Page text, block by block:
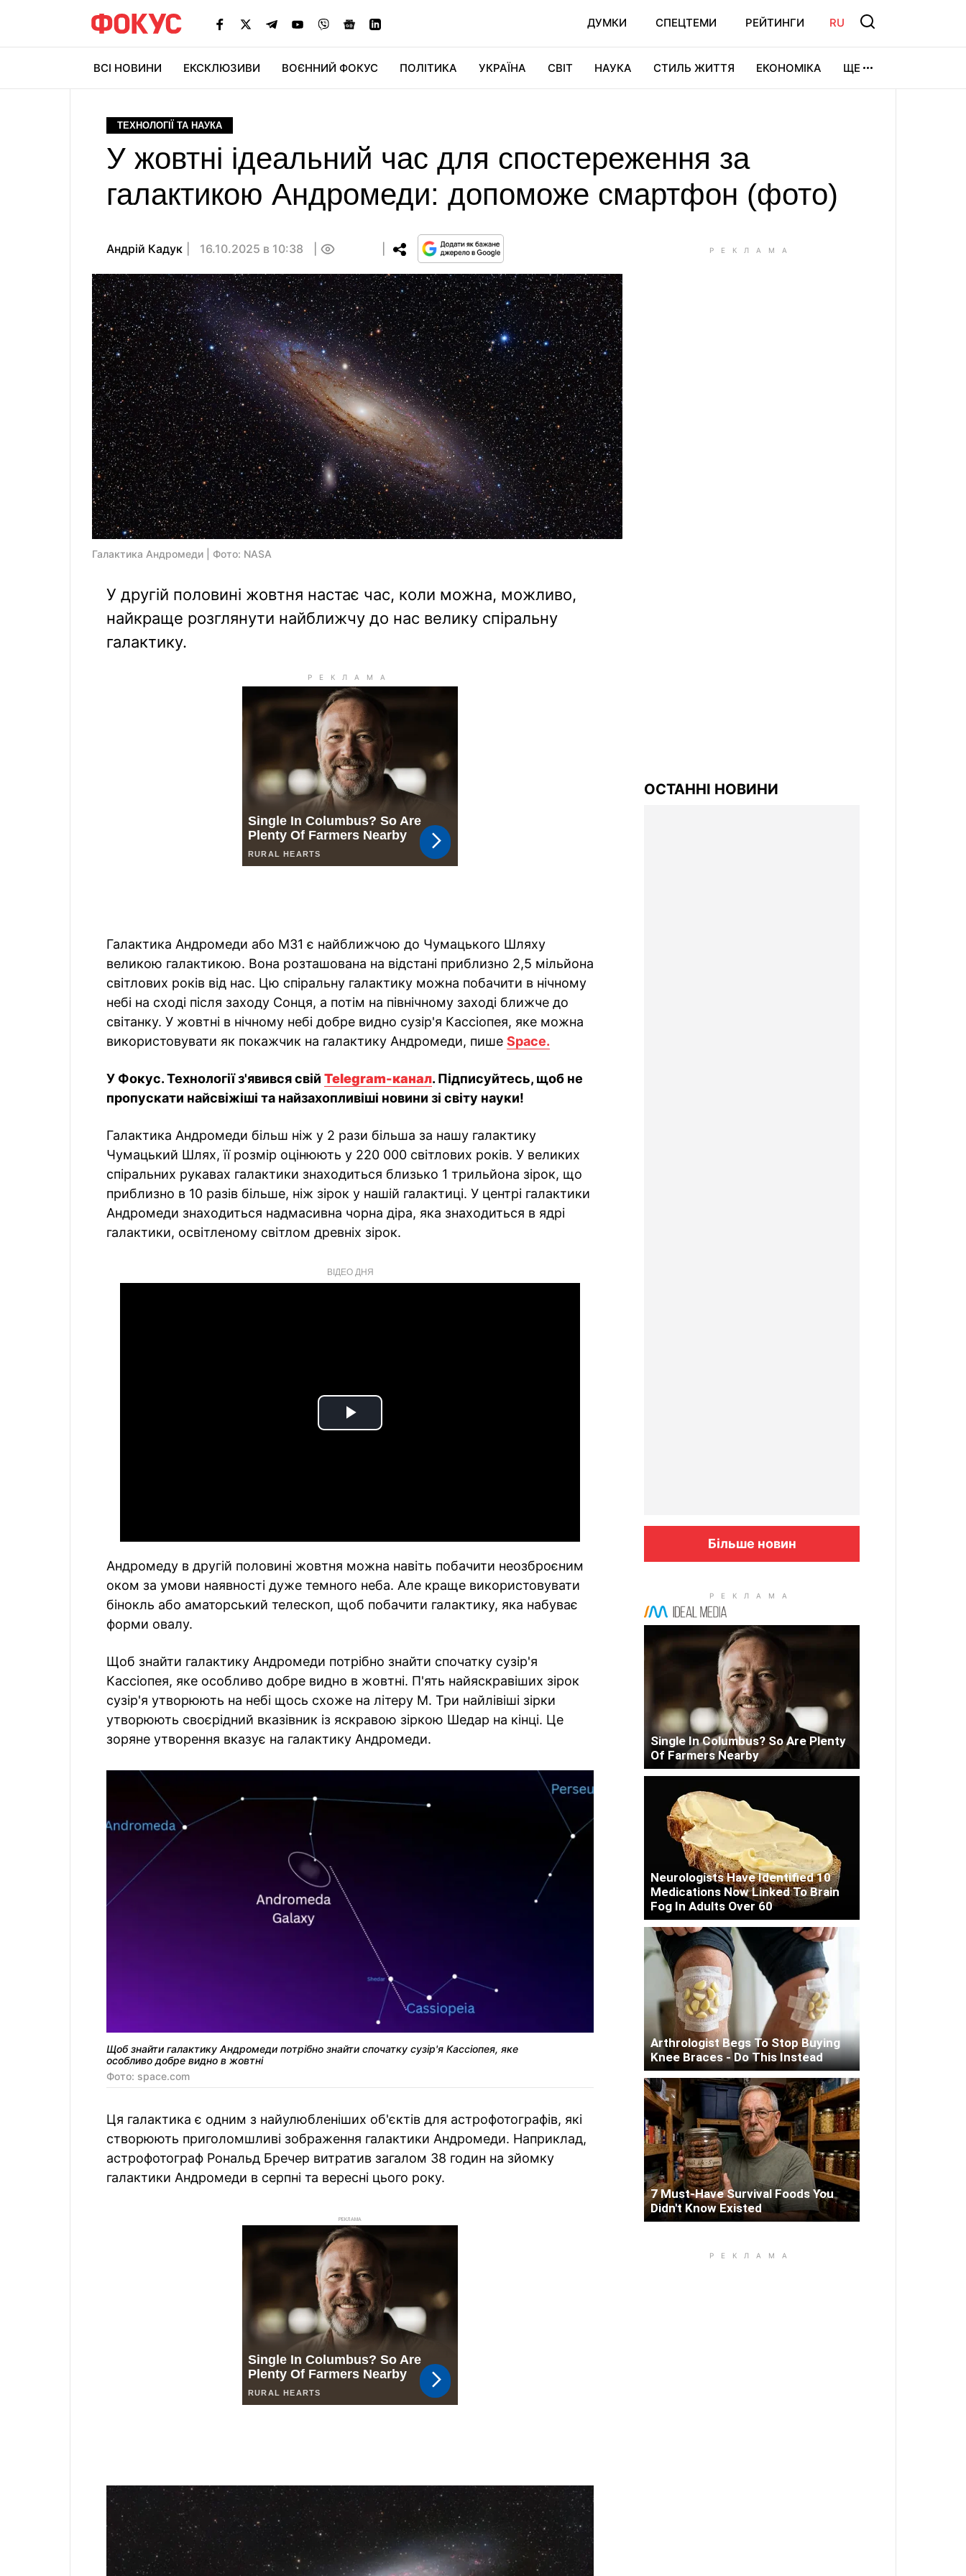
ДУМКИ СПЕЦТЕМИ РЕЙТИНГИ RU
ВСІ НОВИНИ ЕКСКЛЮЗИВИ ВОЄННИЙ ФОКУС ПОЛІТИКА УКРАЇНА СВІТ НАУКА СТИЛЬ ЖИТТЯ ЕКОНОМІКА ЩЕ
ТЕХНОЛОГІЇ ТА НАУКА
У жовтні ідеальний час для спостереження за
галактикою Андромеди: допоможе смартфон (фото)
Андрій Кадук 16.10.2025 в 10:38
Галактика Андромеди | Фото: NASA
У другій половині жовтня настає час, коли можна, можливо,
найкраще розглянути найближчу до нас велику спіральну
галактику.
Галактика Андромеди або M31 є найближчою до Чумацького Шляху
великою галактикою. Вона розташована на відстані приблизно 2,5 мільйона
світлових років від нас. Цю спіральну галактику можна побачити в нічному
небі на сході після заходу Сонця, а потім на північному заході ближче до
світанку. У жовтні в нічному небі добре видно сузір'я Кассіопея, яке можна
використовувати як покажчик на галактику Андромеди, пише Space.
У Фокус. Технології з'явився свій Telegram-канал. Підписуйтесь, щоб не
пропускати найсвіжіші та найзахопливіші новини зі світу науки!
Галактика Андромеди більш ніж у 2 рази більша за нашу галактику
Чумацький Шлях, її розмір оцінюють у 220 000 світлових років. У великих
спіральних рукавах галактики знаходиться близько 1 трильйона зірок, що
приблизно в 10 разів більше, ніж зірок у нашій галактиці. У центрі галактики
Андромеди знаходиться надмасивна чорна діра, яка знаходиться в ядрі
галактики, освітленому світлом древніх зірок.
ВІДЕО ДНЯ
Play
Андромеду в другій половині жовтня можна навіть побачити неозброєним
оком за умови наявності дуже темного неба. Але краще використовувати
бінокль або аматорський телескоп, щоб побачити галактику, яка набуває
форми овалу.
Щоб знайти галактику Андромеди потрібно знайти спочатку сузір'я
Кассіопея, яке особливо добре видно в жовтні. П'ять найяскравіших зірок
сузір'я утворюють на небі щось схоже на літеру М. Три найлівіші зірки
утворюють своєрідний вказівник із яскравою зіркою Шедар на кінці. Це
зоряне утворення вказує на галактику Андромеди.
Щоб знайти галактику Андромеди потрібно знайти спочатку сузір'я Кассіопея, яке
особливо добре видно в жовтні
Фото: space.com
Ця галактика є одним з найулюбленіших об'єктів для астрофотографів, які
створюють приголомшливі зображення галактики Андромеди. Наприклад,
астрофотограф Рональд Бречер витратив загалом 38 годин на зйомку
галактики Андромеди в серпні та вересні цього року.
РЕКЛАМА
ОСТАННІ НОВИНИ
Більше новин
Single In Columbus? So Are Plenty
Of Farmers Nearby
Neurologists Have Identified 10
Medications Now Linked To Brain
Fog In Adults Over 60
Arthrologist Begs To Stop Buying
Knee Braces - Do This Instead
7 Must-Have Survival Foods You
Didn't Know Existed